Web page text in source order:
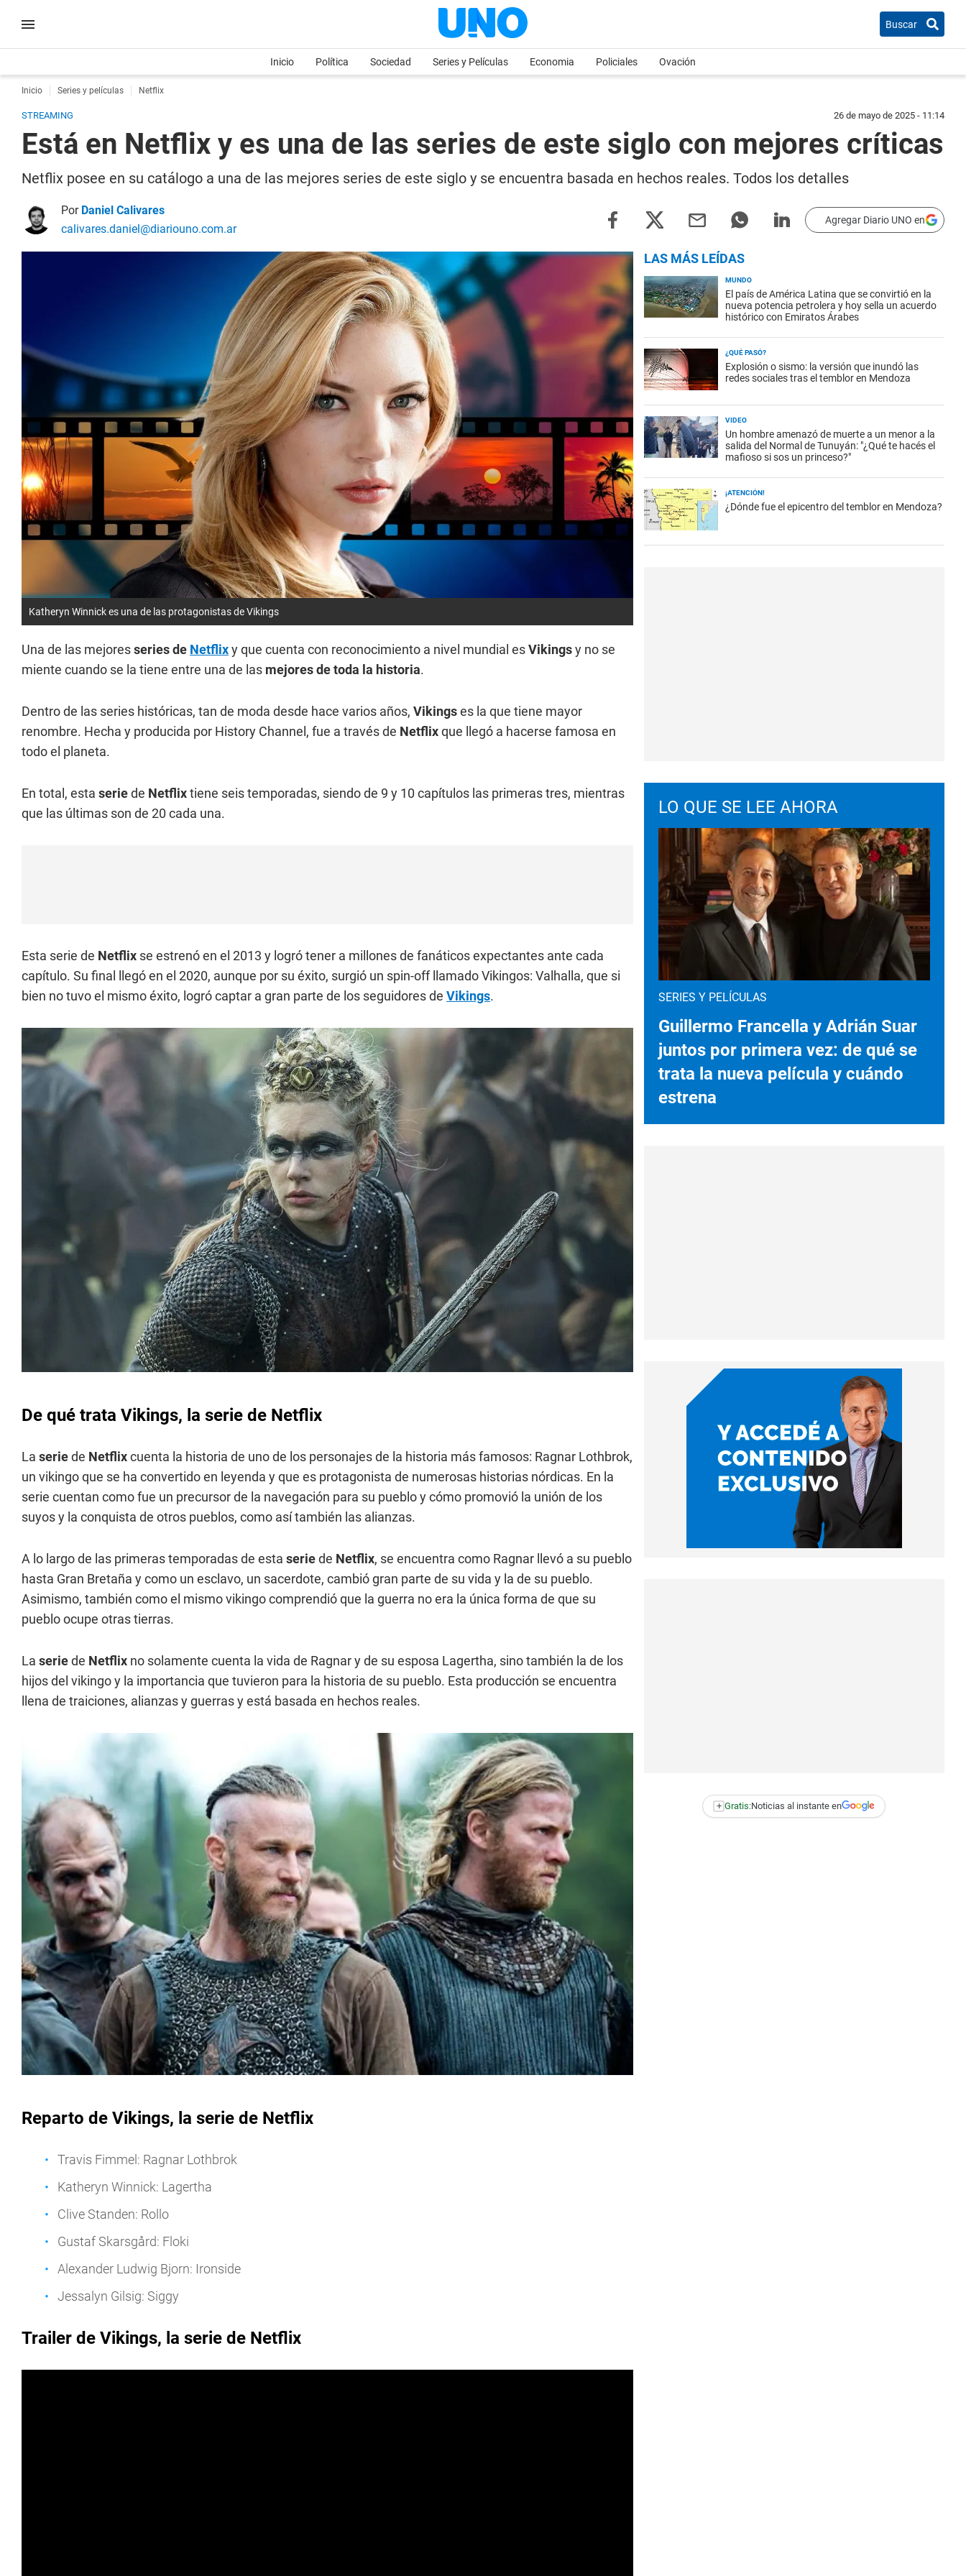
Buscar
Inicio Política Sociedad Series y Películas Economia Policiales Ovación
Inicio Series y películas Netflix
STREAMING 26 de mayo de 2025 - 11:14
Está en Netflix y es una de las series de este siglo con mejores críticas
Netflix posee en su catálogo a una de las mejores series de este siglo y se encuentra basada en hechos reales. Todos los detalles
Por Daniel Calivares
calivares.daniel@diariouno.com.ar
Agregar Diario UNO en
Katheryn Winnick es una de las protagonistas de Vikings
Una de las mejoresseries de Netflixy que cuenta con reconocimiento a nivel mundial esVikingsy no se
miente cuando se la tiene entre una de las mejores de toda la historia.
Dentro de las series históricas, tan de moda desde hace varios años, Vikingses la que tiene mayor
renombre. Hecha y producida por History Channel, fue a través de Netflixque llegó a hacerse famosa en
todo el planeta.
En total, esta seriede Netflixtiene seis temporadas, siendo de 9 y 10 capítulos las primeras tres, mientras
que las últimas son de 20 cada una.
Esta serie de Netflix se estrenó en el 2013 y logró tener a millones de fanáticos expectantes ante cada
capítulo. Su final llegó en el 2020, aunque por su éxito, surgió un spin-off llamado Vikingos: Valhalla, que si
bien no tuvo el mismo éxito, logró captar a gran parte de los seguidores de Vikings.
De qué trata Vikings, la serie de Netflix
La seriede Netflixcuenta la historia de uno de los personajes de la historia más famosos: Ragnar Lothbrok,
un vikingo que se ha convertido en leyenda y que es protagonista de numerosas historias nórdicas. En la
serie cuentan como fue un precursor de la navegación para su pueblo y cómo promovió la unión de los
suyos y la conquista de otros pueblos, como así también las alianzas.
A lo largo de las primeras temporadas de esta seriede Netflix, se encuentra como Ragnar llevó a su pueblo
hasta Gran Bretaña y como un esclavo, un sacerdote, cambió gran parte de su vida y la de su pueblo.
Asimismo, también como el mismo vikingo comprendió que la guerra no era la única forma de que su
pueblo ocupe otras tierras.
La seriede Netflix no solamente cuenta la vida de Ragnar y de su esposa Lagertha, sino también la de los
hijos del vikingo y la importancia que tuvieron para la historia de su pueblo. Esta producción se encuentra
llena de traiciones, alianzas y guerras y está basada en hechos reales.
Reparto de Vikings, la serie de Netflix
Travis Fimmel: Ragnar Lothbrok
Katheryn Winnick: Lagertha
Clive Standen: Rollo
Gustaf Skarsgård: Floki
Alexander Ludwig Bjorn: Ironside
Jessalyn Gilsig: Siggy
Trailer de Vikings, la serie de Netflix
LAS MÁS LEÍDAS
MUNDO
El país de América Latina que se convirtió en la
nueva potencia petrolera y hoy sella un acuerdo
histórico con Emiratos Árabes
¿QUÉ PASÓ?
Explosión o sismo: la versión que inundó las
redes sociales tras el temblor en Mendoza
VIDEO
Un hombre amenazó de muerte a un menor a la
salida del Normal de Tunuyán: "¿Qué te hacés el
mafioso si sos un princeso?"
¡ATENCIÓN!
¿Dónde fue el epicentro del temblor en Mendoza?
LO QUE SE LEE AHORA
SERIES Y PELÍCULAS
Guillermo Francella y Adrián Suar
juntos por primera vez: de qué se
trata la nueva película y cuándo
estrena
+ Gratis:Noticias al instante en